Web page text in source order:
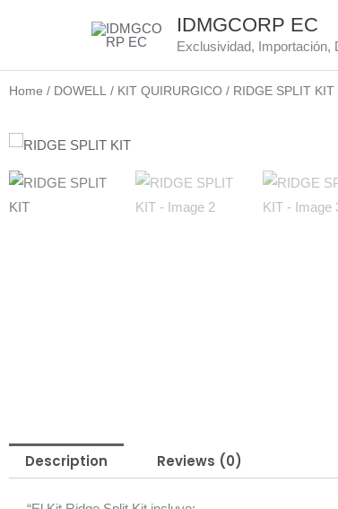
IDMGCORP EC
Exclusividad, Importación,
Home / DOWELL / KIT QUIRURGICO / RIDGE SPLIT KIT
Description Reviews (0)